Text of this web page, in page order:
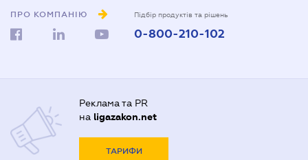
ПРО КОМПАНІЮ Підбір продуктів та рішень
0-800-210-102
Реклама та PR
на ligazakon.net
ТАРИФИ